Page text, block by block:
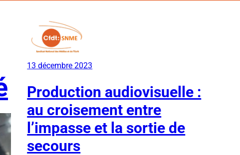
13 décembre 2023
Production audiovisuelle :
au croisement entre
l’impasse et la sortie de
secours